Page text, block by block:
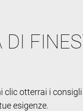
DI
clic otterrai i consigli
esigenze.